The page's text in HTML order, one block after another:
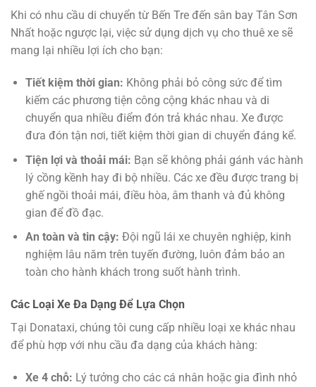
Khi có nhu cầu di chuyển từ Bến Tre đến sân bay Tân Sơn
Nhất hoặc ngược lại, việc sử dụng dịch vụ cho thuê xe sẽ
mang lại nhiều lợi ích cho bạn:
Tiết kiệm thời gian: Không phải bỏ công sức để tìm
kiếm các phương tiện công cộng khác nhau và di
chuyển qua nhiều điểm đón trả khác nhau. Xe được
đưa đón tận nơi, tiết kiệm thời gian di chuyển đáng kể.
Tiện lợi và thoải mái: Bạn sẽ không phải gánh vác hành
lý cồng kềnh hay đi bộ nhiều. Các xe đều được trang bị
ghế ngồi thoải mái, điều hòa, âm thanh và đủ không
gian để đồ đạc.
An toàn và tin cậy: Đội ngũ lái xe chuyên nghiệp, kinh
nghiệm lâu năm trên tuyến đường, luôn đảm bảo an
toàn cho hành khách trong suốt hành trình.
Các Loại Xe Đa Dạng Để Lựa Chọn
Tại Donataxi, chúng tôi cung cấp nhiều loại xe khác nhau
để phù hợp với nhu cầu đa dạng của khách hàng:
Xe 4 chỗ: Lý tưởng cho các cá nhân hoặc gia đình nhỏ